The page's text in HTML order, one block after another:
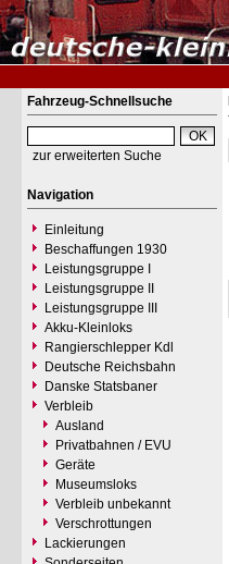
Fahrzeug-Schnellsuche
zur erweiterten Suche
Navigation
Einleitung
Beschaffungen 1930
Leistungsgruppe I
Leistungsgruppe II
Leistungsgruppe III
Akku-Kleinloks
Rangierschlepper Kdl
Deutsche Reichsbahn
Danske Statsbaner
Verbleib
Ausland
Privatbahnen / EVU
Geräte
Museumsloks
Verbleib unbekannt
Verschrottungen
Lackierungen